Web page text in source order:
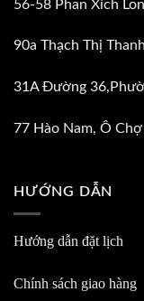
56-58 Phan Xích
90a Thạch Thị
31A Đường
77 Hào Nam, Ô
HƯỚNG DẪN
Hướng dẫn đặt lịch
Chính sách giao hàng